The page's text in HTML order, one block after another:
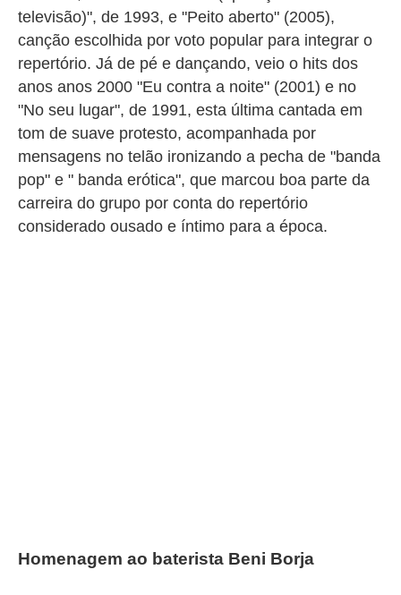
televisão)", de 1993, e "Peito aberto" (2005),
canção escolhida por voto popular para integrar o
repertório. Já de pé e dançando, veio o hits dos
anos anos 2000 "Eu contra a noite" (2001) e no
"No seu lugar", de 1991, esta última cantada em
tom de suave protesto, acompanhada por
mensagens no telão ironizando a pecha de "banda
pop" e " banda erótica", que marcou boa parte da
carreira do grupo por conta do repertório
considerado ousado e íntimo para a época.
Homenagem ao baterista Beni Borja